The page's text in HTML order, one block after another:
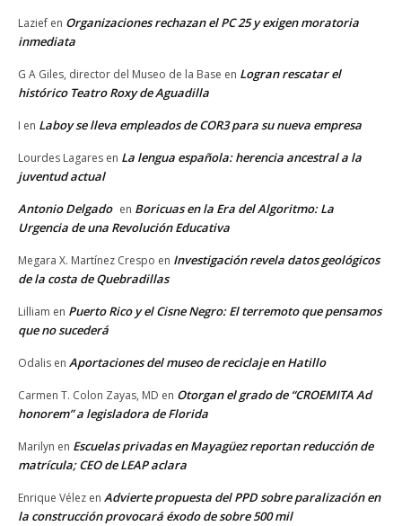
Lazief en Organizaciones rechazan el PC 25 y exigen moratoria
inmediata
G A Giles, director del Museo de la Base en Logran rescatar el
histórico Teatro Roxy de Aguadilla
I en Laboy se lleva empleados de COR3 para su nueva empresa
Lourdes Lagares en La lengua española: herencia ancestral a la
juventud actual
Antonio Delgado en Boricuas en la Era del Algoritmo: La
Urgencia de una Revolución Educativa
Megara X. Martínez Crespo en Investigación revela datos geológicos
de la costa de Quebradillas
Lilliam en Puerto Rico y el Cisne Negro: El terremoto que pensamos
que no sucederá
Odalis en Aportaciones del museo de reciclaje en Hatillo
Carmen T. Colon Zayas, MD en Otorgan el grado de “CROEMITA Ad
honorem” a legisladora de Florida
Marilyn en Escuelas privadas en Mayagüez reportan reducción de
matrícula; CEO de LEAP aclara
Enrique Vélez en Advierte propuesta del PPD sobre paralización en
la construcción provocará éxodo de sobre 500 mil